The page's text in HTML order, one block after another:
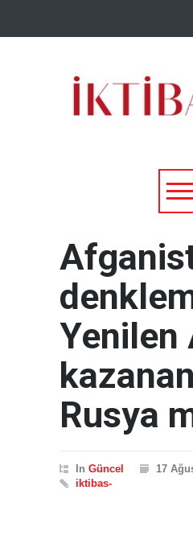
Yenilen
kazanan
Rusya
In Güncel
17
iktibas-